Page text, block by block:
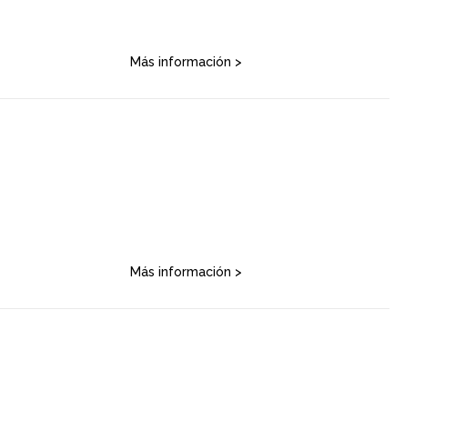
Más información >
Más información >